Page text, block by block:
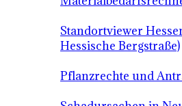
Standortviewer
Hessische Bergstraße)
Pflanzrechte und